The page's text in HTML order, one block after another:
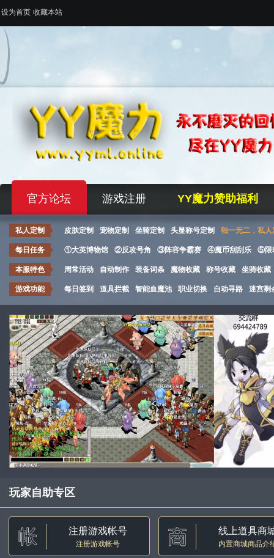
设为首页 收藏本站
官方论坛 游戏注册 YY魔力赞助福利
私人定制 皮肤定制 宠物定制 坐骑定制 头显称号定制 独一无二，私人
每日任务 ①大英博物馆 ②反攻号角 ③阵容争霸赛 ④魔币刮刮乐 ⑤限
本服特色 周常活动 自动制作 装备词条 魔物收藏 称号收藏 坐骑收藏
游戏功能 每日签到 道具拦截 智能血魔池 职业切换 自动寻路 迷宫剩
玩家自助专区
注册游戏帐号
注册游戏帐号
线上道具商
内置商城商品介